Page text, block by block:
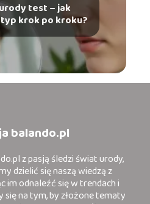
test – jak
krok po kroku?
balando.pl
z pasją śledzi świat urody,
dzielić się naszą wiedzą z
im odnaleźć się w trendach i
się na tym, by złożone tematy